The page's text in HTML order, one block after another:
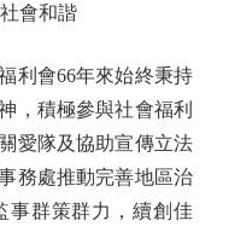
會和諧
會66年來始終秉持
，積極參與社會福利
愛隊及協助宣傳立法
務處推動完善地區治
事群策群力，續創佳